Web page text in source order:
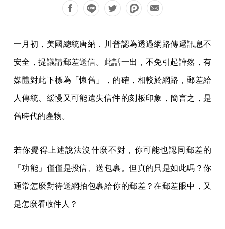
一月初，美國總統唐納．川普認為透過網路傳遞訊息不
安全，提議請郵差送信。此話一出，不免引起譁然，有
媒體對此下標為「懷舊」，的確，相較於網路，郵差給
人傳統、緩慢又可能遺失信件的刻板印象，簡言之，是
舊時代的產物。
若你覺得上述說法沒什麼不對，你可能也認同郵差的
「功能」僅僅是投信、送包裹。但真的只是如此嗎？你
通常怎麼對待送網拍包裹給你的郵差？在郵差眼中，又
是怎麼看收件人？